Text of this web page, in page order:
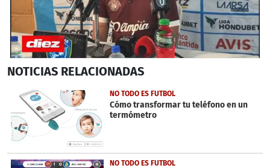
seconds
minutes,
47
seconds
NOTICIAS RELACIONADAS
NO TODO ES FUTBOL
Cómo transformar tu teléfono en un
termómetro
NO TODO ES FUTBOL